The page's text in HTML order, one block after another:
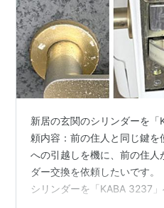
新居の玄関のシリンダーを
頼内容：前の住人と同じ鍵
への引越しを機に、前の住
ダー交換を依頼したいです
シリンダーを「KABA 3237